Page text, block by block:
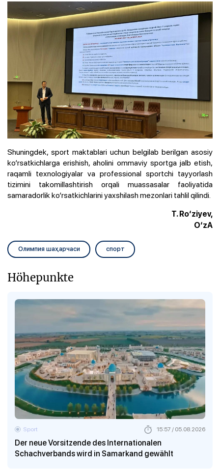
Shuningdek, sport maktablari uchun belgilab berilgan asosiy
ko‘rsatkichlarga erishish, aholini ommaviy sportga jalb etish,
raqamli texnologiyalar va professional sportchi tayyorlash
tizimini takomillashtirish orqali muassasalar faoliyatida
samaradorlik ko‘rsatkichlarini yaxshilash mezonlari tahlil qilindi.
T. Ro‘ziyev,
O‘zA
Олимпия шаҳарчаси спорт
Höhepunkte
Der neue Vorsitzende des Internationalen
Schachverbands wird in Samarkand gewählt
Sport 15:57 / 05.08.2026